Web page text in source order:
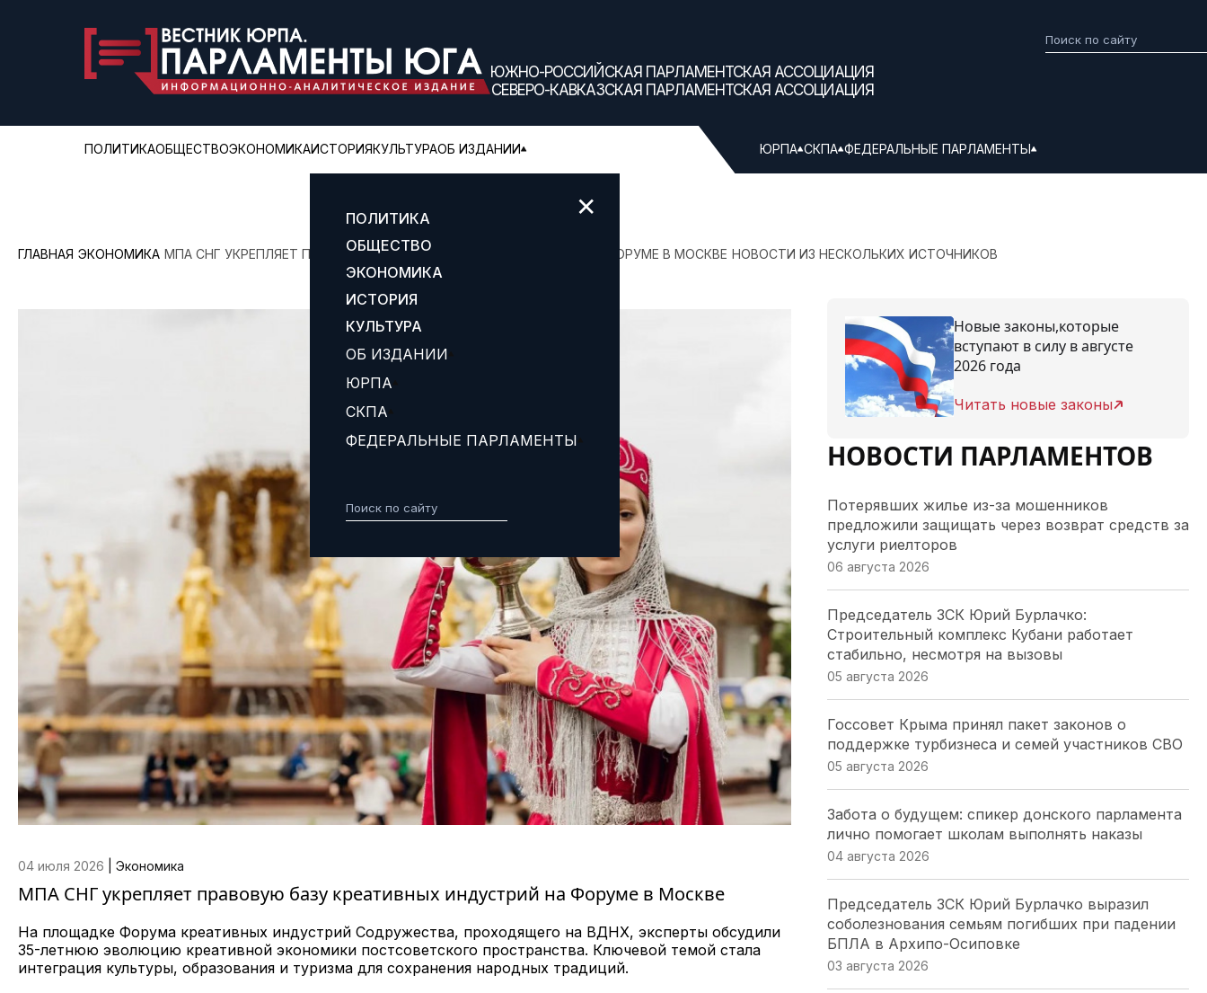
ЮЖНО-РОССИЙСКАЯ ПАРЛАМЕНТСКАЯ АССОЦИАЦИЯ
СЕВЕРО-КАВКАЗСКАЯ ПАРЛАМЕНТСКАЯ АССОЦИАЦИЯ
ПОЛИТИКАОБЩЕСТВОЭКОНОМИКАИСТОРИЯКУЛЬТУРАОБ ИЗДАНИИ ЮРПА СКПА ФЕДЕРАЛЬНЫЕ ПАРЛАМЕНТЫ
✕
ПОЛИТИКА
ОБЩЕСТВО
ЭКОНОМИКА
ИСТОРИЯ
КУЛЬТУРА
ОБ ИЗДАНИИ
ЮРПА
СКПА
ФЕДЕРАЛЬНЫЕ ПАРЛАМЕНТЫ
ГЛАВНАЯ ЭКОНОМИКА МПА СНГ УКРЕПЛЯЕТ ПРАВОВУЮ БАЗУ КРЕАТИВНЫХ ИНДУСТРИЙ НА ФОРУМЕ В МОСКВЕ НОВОСТИ ИЗ НЕСКОЛЬКИХ ИСТОЧНИКОВ
04 июля 2026 Экономика
МПА СНГ укрепляет правовую базу креативных индустрий на Форуме в Москве
На площадке Форума креативных индустрий Содружества, проходящего на ВДНХ, эксперты обсудили
35-летнюю эволюцию креативной экономики постсоветского пространства. Ключевой темой стала
интеграция культуры, образования и туризма для сохранения народных традиций.
Новые законы,которые
вступают в силу в августе
2026 года
Читать новые законы
НОВОСТИ ПАРЛАМЕНТОВ
Потерявших жилье из-за мошенников
предложили защищать через возврат средств за
услуги риелторов
06 августа 2026
Председатель ЗСК Юрий Бурлачко:
Строительный комплекс Кубани работает
стабильно, несмотря на вызовы
05 августа 2026
Госсовет Крыма принял пакет законов о
поддержке турбизнеса и семей участников СВО
05 августа 2026
Забота о будущем: спикер донского парламента
лично помогает школам выполнять наказы
04 августа 2026
Председатель ЗСК Юрий Бурлачко выразил
соболезнования семьям погибших при падении
БПЛА в Архипо-Осиповке
03 августа 2026